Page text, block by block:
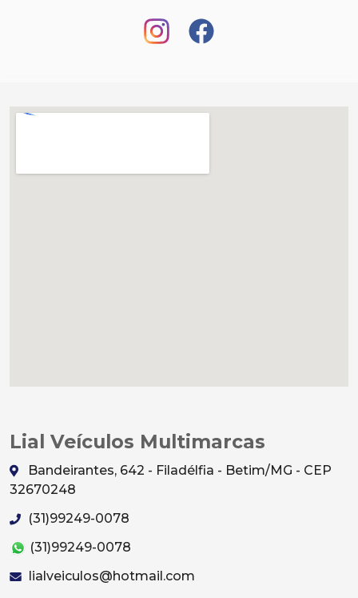
Lial Veículos Multimarcas
Bandeirantes, 642 - Filadélfia - Betim/MG - CEP
32670248
(31)99249-0078
(31)99249-0078
lialveiculos@hotmail.com